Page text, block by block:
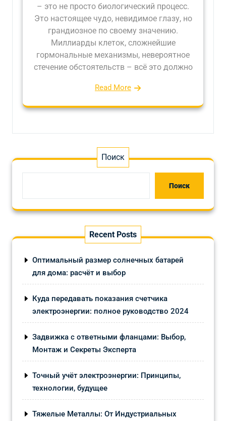
– это не просто биологический процесс.
Это настоящее чудо, невидимое глазу, но
грандиозное по своему значению.
Миллиарды клеток, сложнейшие
гормональные механизмы, невероятное
стечение обстоятельств – всё это должно
Read More
Поиск
Поиск
Recent Posts
Оптимальный размер солнечных батарей
для дома: расчёт и выбор
Куда передавать показания счетчика
электроэнергии: полное руководство 2024
Задвижка с ответными фланцами: Выбор,
Монтаж и Секреты Эксперта
Точный учёт электроэнергии: Принципы,
технологии, будущее
Тяжелые Металлы: От Индустриальных